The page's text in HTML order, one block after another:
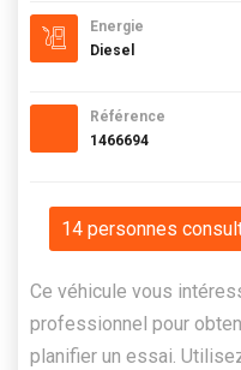
Energie
Diesel
Référence
1466694
14 personnes
Ce véhicule vous
professionnel pour
planifier un essai.